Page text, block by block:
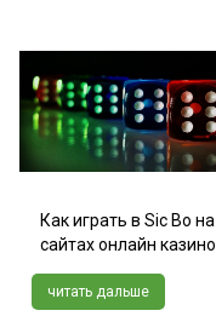
Как играть в Sic Bo на
сайтах онлайн казино
читать дальше